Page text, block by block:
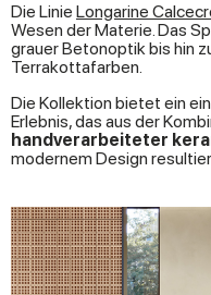
Die Linie Longarine
Wesen der Materie. Das
grauer Betonoptik bis hin
Terrakottafarben.
Die Kollektion bietet ein
Erlebnis, das aus der
handverarbeiteter
modernem Design